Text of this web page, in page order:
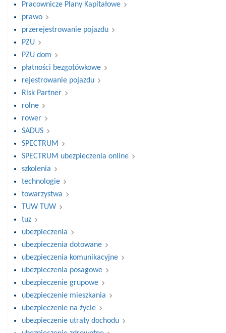
Pracownicze Plany Kapitałowe
prawo
przerejestrowanie pojazdu
PZU
PZU dom
płatności bezgotówkowe
rejestrowanie pojazdu
Risk Partner
rolne
rower
SADUS
SPECTRUM
SPECTRUM ubezpieczenia online
szkolenia
technologie
towarzystwa
TUW TUW
tuz
ubezpieczenia
ubezpieczenia dotowane
ubezpieczenia komunikacyjne
ubezpieczenia posagowe
ubezpieczenie grupowe
ubezpieczenie mieszkania
ubezpieczenie na życie
ubezpieczenie utraty dochodu